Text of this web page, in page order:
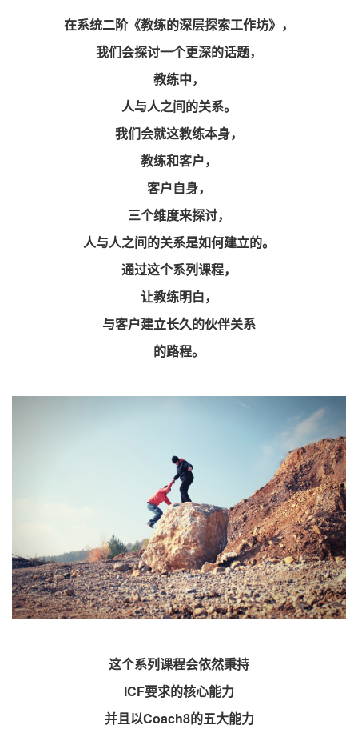
在系统二阶《教练的深层探索工作坊》，
我们会探讨一个更深的话题，
教练中，
人与人之间的关系。
我们会就这教练本身，
教练和客户，
客户自身，
三个维度来探讨，
人与人之间的关系是如何建立的。
通过这个系列课程，
让教练明白，
与客户建立长久的伙伴关系
的路程。
这个系列课程会依然秉持
ICF要求的核心能力
并且以Coach8的五大能力